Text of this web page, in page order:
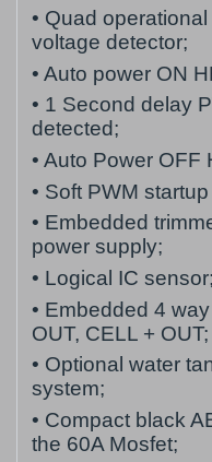
• Quad
voltage detector;
• Auto power ON
• 1 Second delay
detected;
• Auto Power
• Soft PWM
• Embedded
power supply;
• Logical IC sensor;
• Embedded 4
OUT, CELL + OUT;
• Optional water
system;
• Compact black
the 60A Mosfet;